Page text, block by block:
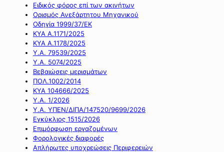
Ειδικός φόρος επί των ακινήτων
Ορισμός Ανεξάρτητου Μηχανικού
Οδηγία 1999/37/ΕΚ
ΚΥΑ Α.1171/2025
ΚΥΑ Α.1178/2025
Υ.Α. 79539/2025
Υ.Α. 5074/2025
Βεβαιώσεις μερισμάτων
ΠΟΛ.1002/2014
ΚΥΑ 104666/2025
Υ.Α. 1/2026
Υ.Α. ΥΠΕΝ/ΔΙΠΑ/147520/9699/2026
Εγκύκλιος 1515/2026
Επιμόρφωση εργαζομένων
Φορολογικές διαφορές
Απλήρωτες υποχρεώσεις Περιφερειών